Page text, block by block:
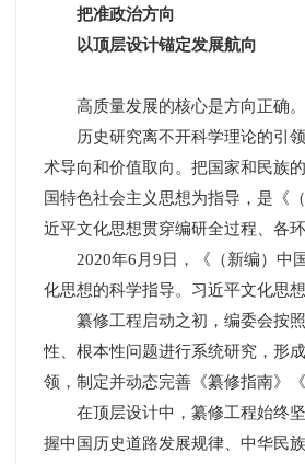
把准政治方向
以顶层设计锚定发展航向
高质量发展的核心是方向正确。
历史研究离不开科学理论的引领
术导向和价值取向。把国家和民族
国特色社会主义思想为指导，是《
近平文化思想贯穿编研全过程、各
2020年6月9日，《（新编）中国
化思想的科学指导。习近平文化思
纂修工程启动之初，编委会按照
性、根本性问题进行系统研究，形
领，制定并动态完善《纂修指南》
在顶层设计中，纂修工程始终坚
握中国历史道路发展规律、中华民